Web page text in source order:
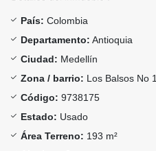
País: Colombia
Departamento: Antioquia
Ciudad: Medellín
Zona / barrio: Los Balsos No 1
Código: 9738175
Estado: Usado
Área Terreno: 193 m²